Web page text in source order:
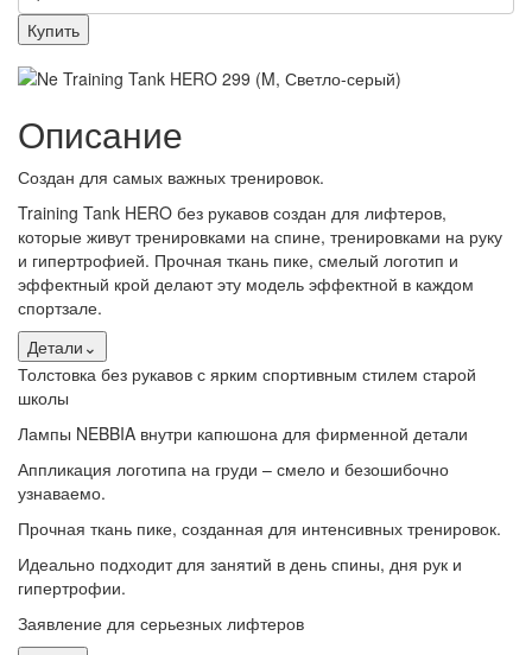
Купить
Описание
Создан для самых важных тренировок.
Training Tank HERO без рукавов создан для лифтеров,
которые живут тренировками на спине, тренировками на руку
и гипертрофией. Прочная ткань пике, смелый логотип и
эффектный крой делают эту модель эффектной в каждом
спортзале.
Детали ⌄
Толстовка без рукавов с ярким спортивным стилем старой
школы
Лампы NEBBIA внутри капюшона для фирменной детали
Аппликация логотипа на груди – смело и безошибочно
узнаваемо.
Прочная ткань пике, созданная для интенсивных тренировок.
Идеально подходит для занятий в день спины, дня рук и
гипертрофии.
Заявление для серьезных лифтеров